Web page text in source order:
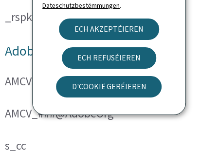
Dateschutzbestëmmungen.
ECH AKZEPTÉIEREN
ECH REFUSÉIEREN
D'COOKIË GERÉIEREN
_rspkrLoadCore (ReadSpeaker)
Adobe Analytics
AMCVS_###@AdobeOrg
AMCV_###@AdobeOrg
s_cc